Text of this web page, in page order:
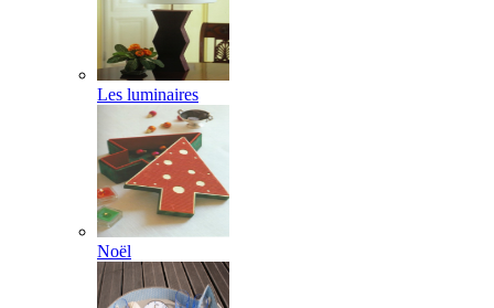
Les luminaires
Noël